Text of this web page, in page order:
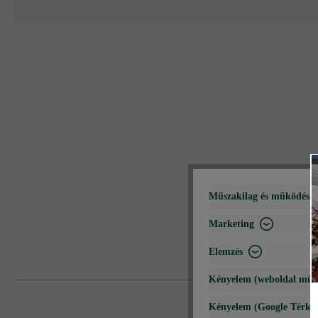
Műszakilag és
Marketing
Elemzés
Kényelem (weboldal
Kényelem (Google